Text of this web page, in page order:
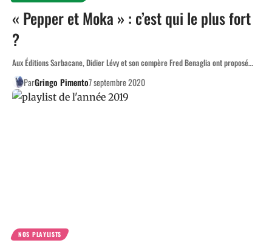
« Pepper et Moka » : c’est qui le plus fort
?
Aux Éditions Sarbacane, Didier Lévy et son compère Fred Benaglia ont proposé…
ParGringo Pimento7 septembre 2020
NOS PLAYLISTS